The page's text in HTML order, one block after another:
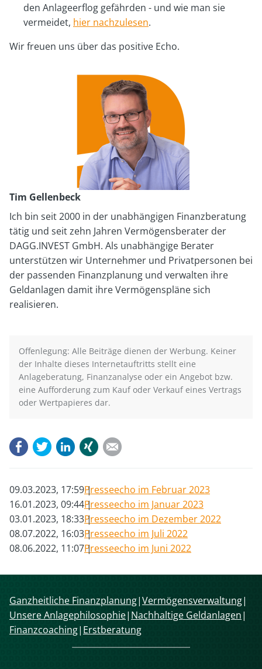
den Anlageerflog gefährden - und wie man sie
vermeidet, hier nachzulesen.
Wir freuen uns über das positive Echo.
Tim Gellenbeck
Ich bin seit 2000 in der unabhängigen Finanzberatung
tätig und seit zehn Jahren Vermögensberater der
DAGG.INVEST GmbH. Als unabhängige Berater
unterstützen wir Unternehmer und Privatpersonen bei
der passenden Finanzplanung und verwalten ihre
Geldanlagen damit ihre Vermögenspläne sich
realisieren.
Offenlegung: Alle Beiträge dienen der Werbung. Keiner
der Inhalte dieses Internetauftritts stellt eine
Anlageberatung, Finanzanalyse oder ein Angebot bzw.
eine Aufforderung zum Kauf oder Verkauf eines Vertrags
oder Wertpapieres dar.
FacebookTwitterLinkedIn
Xing
09.03.2023, 17:59Presseecho im Februar 2023
16.01.2023, 09:44Presseecho im Januar 2023
03.01.2023, 18:33Presseecho im Dezember 2022
08.07.2022, 16:03Presseecho im Juli 2022
08.06.2022, 11:07Presseecho im Juni 2022
Navigation
überspringen
Ganzheitliche Finanzplanung Vermögensverwaltung
Unsere Anlagephilosophie Nachhaltige Geldanlagen
Finanzcoaching Erstberatung